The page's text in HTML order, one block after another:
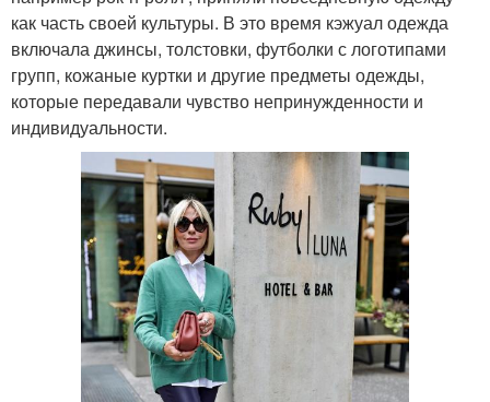
как часть своей культуры. В это время кэжуал одежда
включала джинсы, толстовки, футболки с логотипами
групп, кожаные куртки и другие предметы одежды,
которые передавали чувство непринужденности и
индивидуальности.